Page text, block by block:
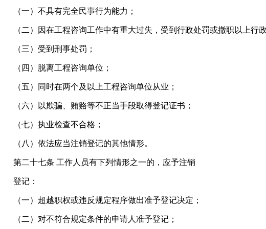
（一）不具有完全民事行为能力；
（二）因在工程咨询工作中有重大过失，受到行政处罚或撤职以上行
（三）受到刑事处罚；
（四）脱离工程咨询单位；
（五）同时在两个及以上工程咨询单位从业；
（六）以欺骗、贿赂等不正当手段取得登记证书；
（七）执业检查不合格；
（八）依法应当注销登记的其他情形。
第二十七条 工作人员有下列情形之一的，应予注销
登记：
（一）超越职权或违反规定程序做出准予登记决定；
（二）对不符合规定条件的申请人准予登记；